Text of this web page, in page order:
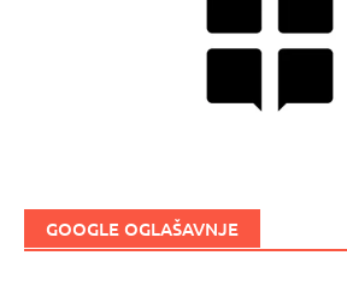
GOOGLE OGLAŠAVNJE